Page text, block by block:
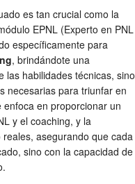
es tan crucial como la
EPNL (Experto en PNL
específicamente para
, brindándote una
las habilidades técnicas, sino
necesarias para triunfar en
en proporcionar un
y el coaching, y la
asegurando que cada
sino con la capacidad de